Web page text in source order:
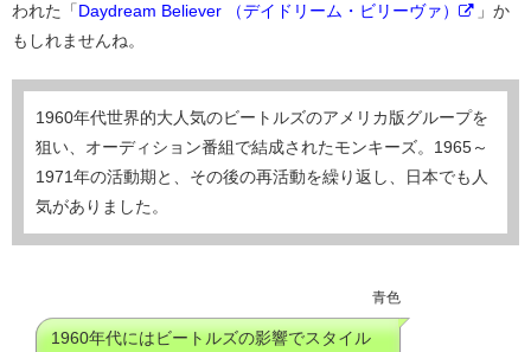
われた「Daydream Believer （デイドリーム・ビリーヴァ）
」か
もしれませんね。
1960年代世界的大人気のビートルズのアメリカ版グループを
狙い、オーディション番組で結成されたモンキーズ。1965～
1971年の活動期と、その後の再活動を繰り返し、日本でも人
気がありました。
青色
1960年代にはビートルズの影響でスタイル